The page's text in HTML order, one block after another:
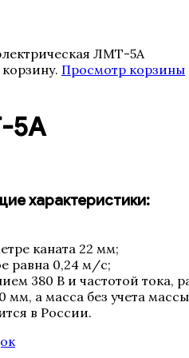
ЛМТ-5А
Просмотр корзины
5А
характеристики:
каната 22 мм;
равна 0,24 м/c;
380 В и частотой тока,
а масса без учета массы
в России.